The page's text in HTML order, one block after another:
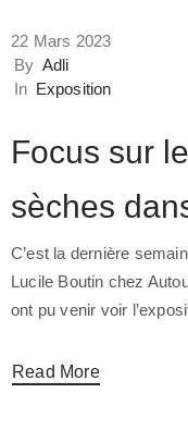
22 Mars 2023
By Adli
In Exposition
Focus sur
sèches
C’est la dernière
Lucile Boutin chez
ont pu venir voir
Read More